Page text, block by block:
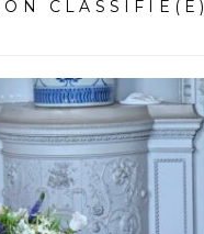
CLASSIFIÉ(E)